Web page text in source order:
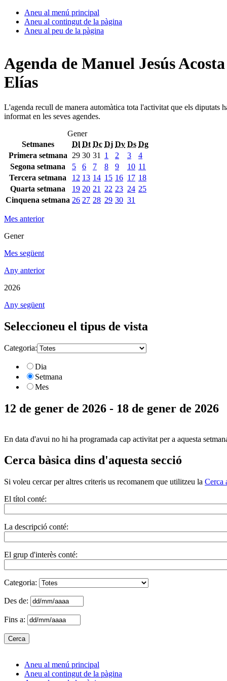
Aneu al menú principal
Aneu al contingut de la pàgina
Aneu al peu de la pàgina
Agenda de Manuel Jesús Acosta
Elías
L'agenda recull de manera automàtica tota l'activitat que els diputats
informat en les seves agendes.
Gener
Setmanes
Dl Dt Dc Dj Dv Ds Dg
Primera setmana
29 30 31 1 2 3
4
Segona setmana
5 6 7 8 9 10 11
Tercera setmana
12 13 14 15 16 17 18
Quarta setmana
19 20 21 22 23 24 25
Cinquena setmana 26 27 28 29 30 31
Mes anterior
Gener
Mes següent
Any anterior
2026
Any següent
Seleccioneu el tipus de vista
Categoria:
Dia
Setmana
Mes
12 de gener de 2026 - 18 de gener de 2026
En data d'avui no hi ha programada cap activitat per a aquesta
Cerca bàsica dins d'aquesta secció
Si voleu cercar per altres criteris us recomanem que utilitzeu la Cerca
El títol conté:
La descripció conté:
El grup d'interès conté:
Categoria:
Des de:
Fins a:
Aneu al menú principal
Aneu al contingut de la pàgina